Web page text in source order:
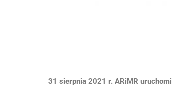
31 sierpnia 2021 r. ARiMR